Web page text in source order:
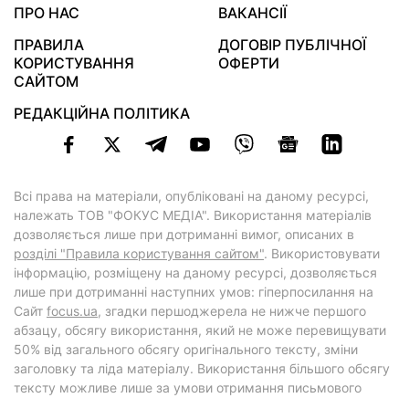
ПРО НАС
ВАКАНСІЇ
ПРАВИЛА
КОРИСТУВАННЯ
САЙТОМ
ДОГОВІР ПУБЛІЧНОЇ
ОФЕРТИ
РЕДАКЦІЙНА ПОЛІТИКА
Всі права на матеріали, опубліковані на даному ресурсі,
належать ТОВ "ФОКУС МЕДІА". Використання матеріалів
дозволяється лише при дотриманні вимог, описаних в
розділі "Правила користування сайтом". Використовувати
інформацію, розміщену на даному ресурсі, дозволяється
лише при дотриманні наступних умов: гіперпосилання на
Cайт focus.ua, згадки першоджерела не нижче першого
абзацу, обсягу використання, який не може перевищувати
50% від загального обсягу оригінального тексту, зміни
заголовку та ліда матеріалу. Використання більшого обсягу
тексту можливе лише за умови отримання письмового